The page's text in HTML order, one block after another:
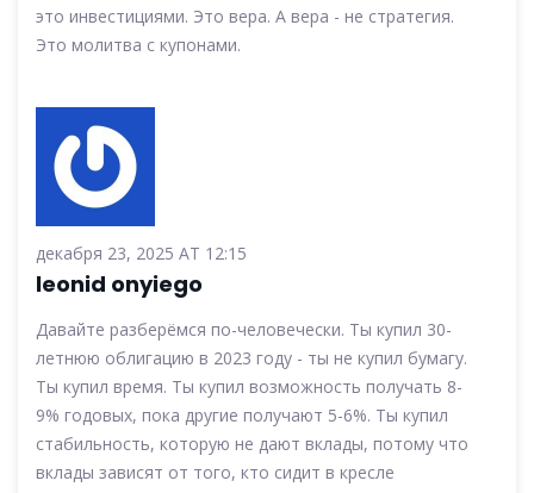
это инвестициями. Это вера. А вера - не стратегия.
Это молитва с купонами.
декабря 23, 2025 AT 12:15
leonid onyiego
Давайте разберёмся по-человечески. Ты купил 30-
летнюю облигацию в 2023 году - ты не купил бумагу.
Ты купил время. Ты купил возможность получать 8-
9% годовых, пока другие получают 5-6%. Ты купил
стабильность, которую не дают вклады, потому что
вклады зависят от того, кто сидит в кресле